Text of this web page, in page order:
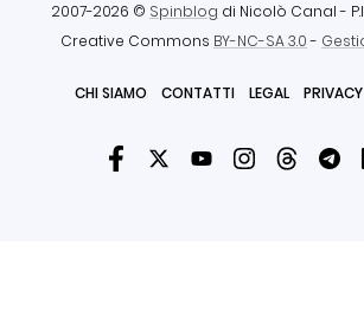
2007-2026 © Spinblog di Nicolò Canal -
Creative Commons BY-NC-SA 3.0-
CHI SIAMO CONTATTI LEGAL PRIVACY